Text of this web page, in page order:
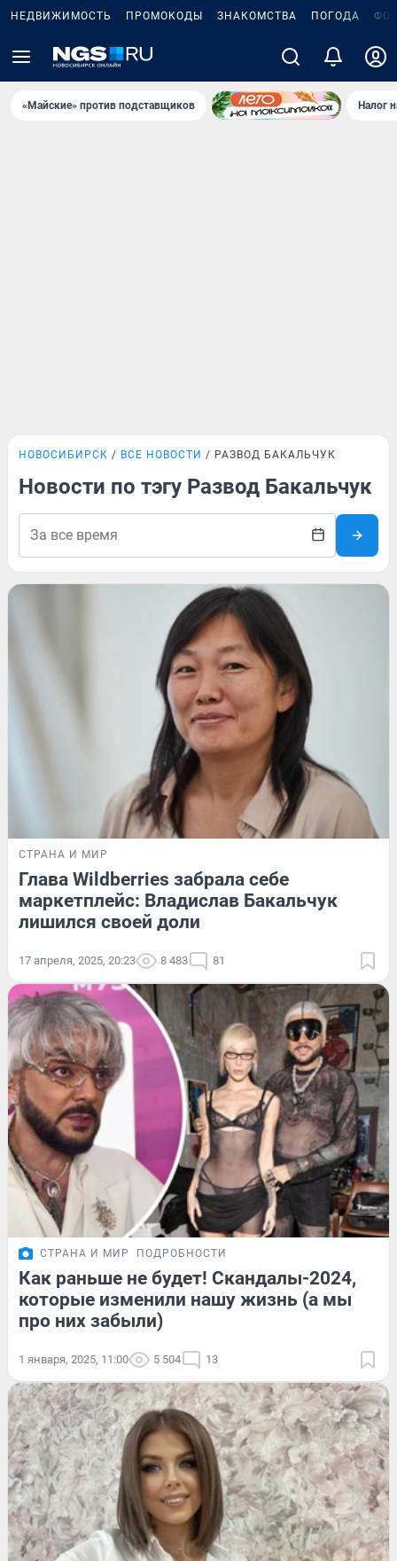
НЕДВИЖИМОСТЬ ПРОМОКОДЫ ЗНАКОМСТВА ПОГОДА
«Майские» против подставщиков Налог
НОВОСИБИРСК ВСЕ НОВОСТИ РАЗВОД БАКАЛЬЧУК
Новости по тэгу Развод Бакальчук
СТРАНА И МИР
Глава Wildberries забрала себе
маркетплейс: Владислав Бакальчук
лишился своей доли
17 апреля, 2025, 20:23 8 483 81
СТРАНА И МИР ПОДРОБНОСТИ
Как раньше не будет! Скандалы-2024,
которые изменили нашу жизнь (а мы
про них забыли)
1 января, 2025, 11:00 5 504 13